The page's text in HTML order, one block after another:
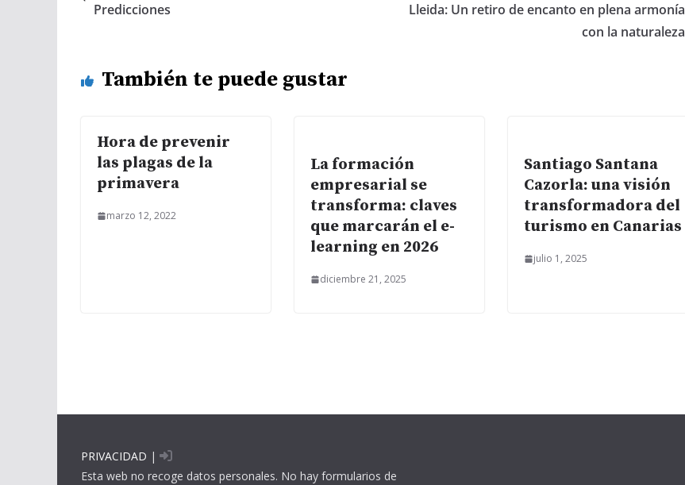
Predicciones
Lleida: Un retiro de encanto en plena armonía
con la naturaleza
También te puede gustar
Hora de prevenir
las plagas de la
primavera
marzo 12, 2022
La formación
empresarial se
transforma: claves
que marcarán el e-
learning en 2026
diciembre 21, 2025
Santiago Santana
Cazorla: una visión
transformadora del
turismo en Canarias
julio 1, 2025
PRIVACIDAD |
Esta web no recoge datos personales. No hay formularios de